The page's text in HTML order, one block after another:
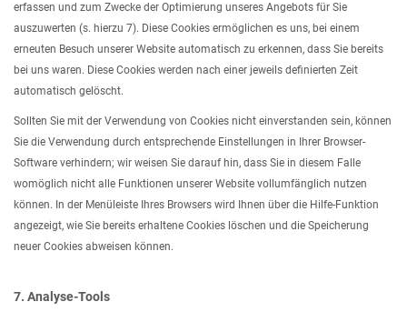
erfassen und zum Zwecke der Optimierung unseres Angebots für Sie
auszuwerten (s. hierzu 7). Diese Cookies ermöglichen es uns, bei einem
erneuten Besuch unserer Website automatisch zu erkennen, dass Sie bereits
bei uns waren. Diese Cookies werden nach einer jeweils definierten Zeit
automatisch gelöscht.
Sollten Sie mit der Verwendung von Cookies nicht einverstanden sein, können
Sie die Verwendung durch entsprechende Einstellungen in Ihrer Browser-
Software verhindern; wir weisen Sie darauf hin, dass Sie in diesem Falle
womöglich nicht alle Funktionen unserer Website vollumfänglich nutzen
können. In der Menüleiste Ihres Browsers wird Ihnen über die Hilfe-Funktion
angezeigt, wie Sie bereits erhaltene Cookies löschen und die Speicherung
neuer Cookies abweisen können.
7. Analyse-Tools